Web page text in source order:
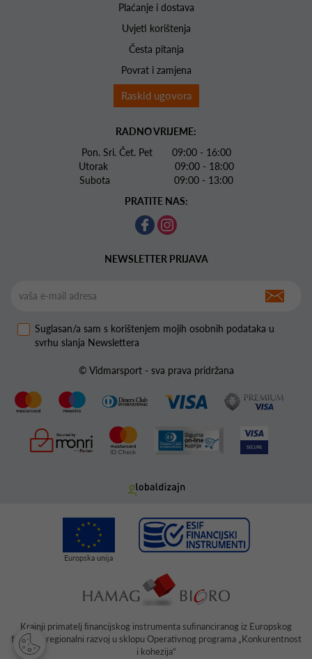
Plaćanje i dostava
Uvjeti korištenja
Česta pitanja
Povrat i zamjena
Raskid ugovora
RADNO VRIJEME:
Pon. Sri. Čet. Pet 09:00 - 16:00
Utorak 09:00 - 18:00
Subota 09:00 - 13:00
PRATITE NAS:
NEWSLETTER PRIJAVA
Suglasan/a sam s korištenjem mojih osobnih podataka u
svrhu slanja Newslettera
© Vidmarsport - sva prava pridržana
Krajnji primatelj ﬁnancijskog instrumenta suﬁnanciranog iz Europskog
fonda za regionalni razvoj u sklopu Operativnog programa „Konkurentnost
i kohezija“